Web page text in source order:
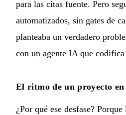
para las citas fuente. Pero
automatizados, sin gates de
planteaba un verdadero
con un agente IA que
El ritmo de un proyecto
¿Por qué ese desfase?